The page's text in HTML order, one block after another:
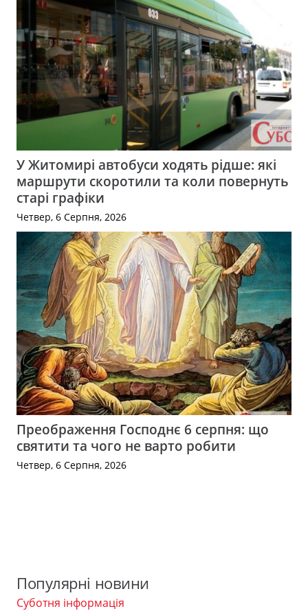
У Житомирі автобуси ходять рідше: які
маршрути скоротили та коли повернуть
старі графіки
Четвер, 6 Серпня, 2026
Преображення Господнє 6 серпня: що
святити та чого не варто робити
Четвер, 6 Серпня, 2026
Популярні новини
Суботня інформація